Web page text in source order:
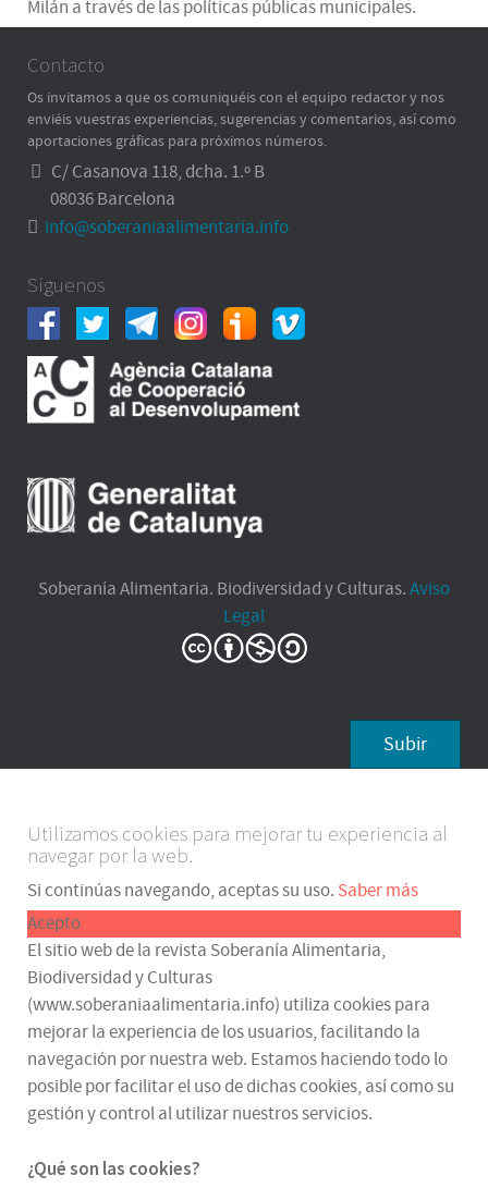
Milán a través de las políticas públicas municipales.
Contacto
Os invitamos a que os comuniquéis con el equipo redactor y nos
enviéis vuestras experiencias, sugerencias y comentarios, así como
aportaciones gráficas para próximos números.
C/ Casanova 118, dcha. 1.º B
08036 Barcelona
info@soberaniaalimentaria.info
Síguenos
Soberanía Alimentaria. Biodiversidad y Culturas.Aviso
Legal
Subir
Utilizamos cookies para mejorar tu experiencia al
navegar por la web.
Si continúas navegando, aceptas su uso. Saber más
Acepto
El sitio web de la revista Soberanía Alimentaria,
Biodiversidad y Culturas
(www.soberaniaalimentaria.info) utiliza cookies para
mejorar la experiencia de los usuarios, facilitando la
navegación por nuestra web. Estamos haciendo todo lo
posible por facilitar el uso de dichas cookies, así como su
gestión y control al utilizar nuestros servicios.
¿Qué son las cookies?